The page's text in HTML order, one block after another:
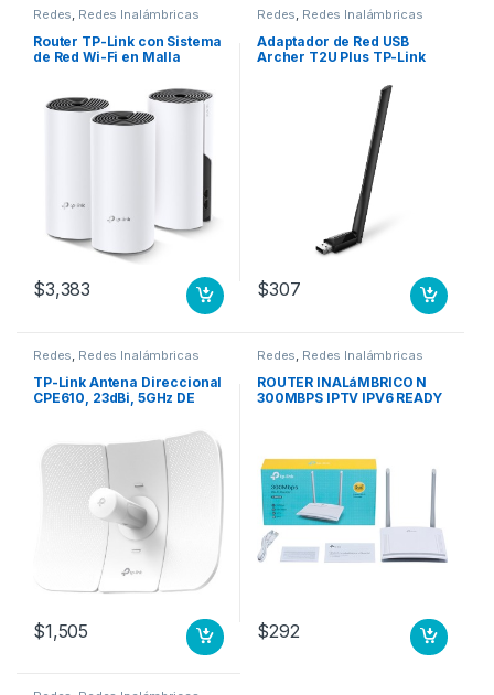
Redes Redes Inalámbricas
Router TP-Link con Sistema
de Red Wi-Fi en Malla
Mbit/s, 2x RJ-45, 2.4/5GHz –
3 Piezas TODA LA CASA
AC1200 (PAQUETE DE 3)
$3,383
Redes Redes Inalámbricas
Adaptador de Red USB
Archer T2U Plus TP-Link
600Mbit/s, 2.4/5GHz USB
ADAPTER 433MBPS AT
$307
Redes, Redes Inalámbricas
TP-Link Antena Direccional
CPE610, 23dBi, 5GHz DE
$1,505
Redes, Redes Inalámbricas
ROUTER INALáMBRICO N
300MBPS IPTV IPV6 READY
$292